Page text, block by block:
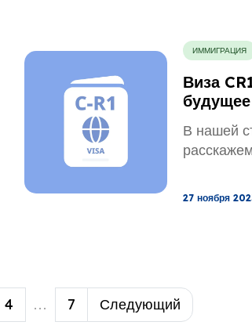
ИММИГРАЦИЯ
Виза
Штатах
В нашей
27 ноября
4 ... 7 Следующий